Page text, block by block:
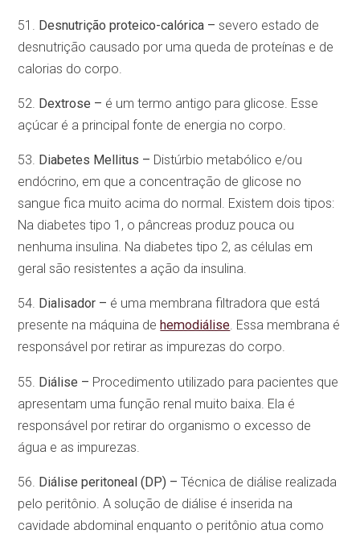
51. Desnutrição proteico-calórica – severo estado de
desnutrição causado por uma queda de proteínas e de
calorias do corpo.
52. Dextrose – é um termo antigo para glicose. Esse
açúcar é a principal fonte de energia no corpo.
53. Diabetes Mellitus – Distúrbio metabólico e/ou
endócrino, em que a concentração de glicose no
sangue fica muito acima do normal. Existem dois tipos:
Na diabetes tipo 1, o pâncreas produz pouca ou
nenhuma insulina. Na diabetes tipo 2, as células em
geral são resistentes a ação da insulina.
54. Dialisador – é uma membrana filtradora que está
presente na máquina de hemodiálise. Essa membrana é
responsável por retirar as impurezas do corpo.
55. Diálise – Procedimento utilizado para pacientes que
apresentam uma função renal muito baixa. Ela é
responsável por retirar do organismo o excesso de
água e as impurezas.
56. Diálise peritoneal (DP) – Técnica de diálise realizada
pelo peritônio. A solução de diálise é inserida na
cavidade abdominal enquanto o peritônio atua como